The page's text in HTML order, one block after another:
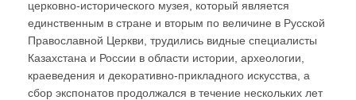
церковно-исторического музея, который является
единственным в стране и вторым по величине в Русской
Православной Церкви, трудились видные специалисты
Казахстана и России в области истории, археологии,
краеведения и декоративно-прикладного искусства, а
сбор экспонатов продолжался в течение нескольких лет